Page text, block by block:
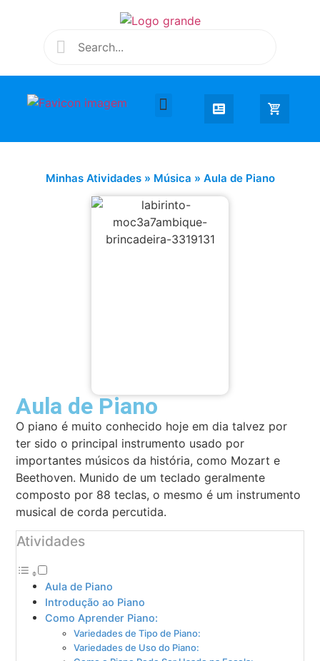
Minhas Atividades» Música » Aula de Piano
Aula de Piano
O piano é muito conhecido hoje em dia talvez por
ter sido o principal instrumento usado por
importantes músicos da história, como Mozart e
Beethoven. Munido de um teclado geralmente
composto por 88 teclas, o mesmo é um instrumento
musical de corda percutida.
Atividades
Aula de Piano
Introdução ao Piano
Como Aprender Piano:
Variedades de Tipo de Piano:
Variedades de Uso do Piano: